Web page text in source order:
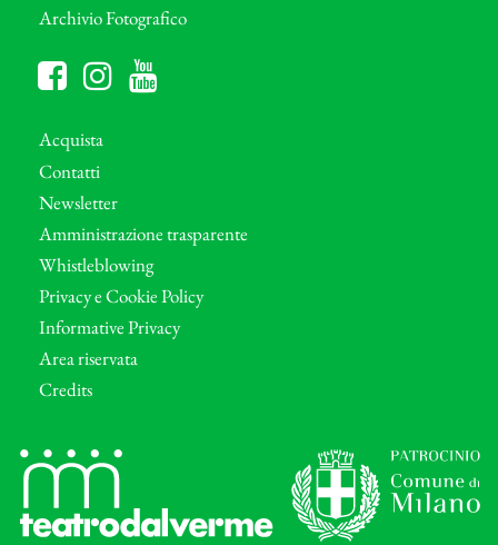
Archivio Fotografico
Acquista
Contatti
Newsletter
Amministrazione trasparente
Whistleblowing
Privacy e Cookie Policy
Informative Privacy
Area riservata
Credits